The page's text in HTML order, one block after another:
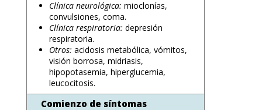
Clínica neurológica: mioclonías,
convulsiones, coma.
Clínica respiratoria: depresión
respiratoria.
Otros: acidosis metabólica, vómitos,
visión borrosa, midriasis,
hipopotasemia, hiperglucemia,
leucocitosis.
Comienzo de síntomas